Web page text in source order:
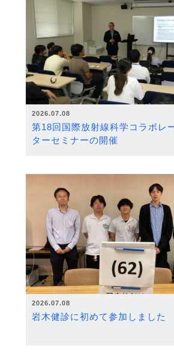
2026.07.08
第18回国際放射線科学コラボレ
ターセミナーの開催
2026.07.08
岩木健診に初めて参加しました